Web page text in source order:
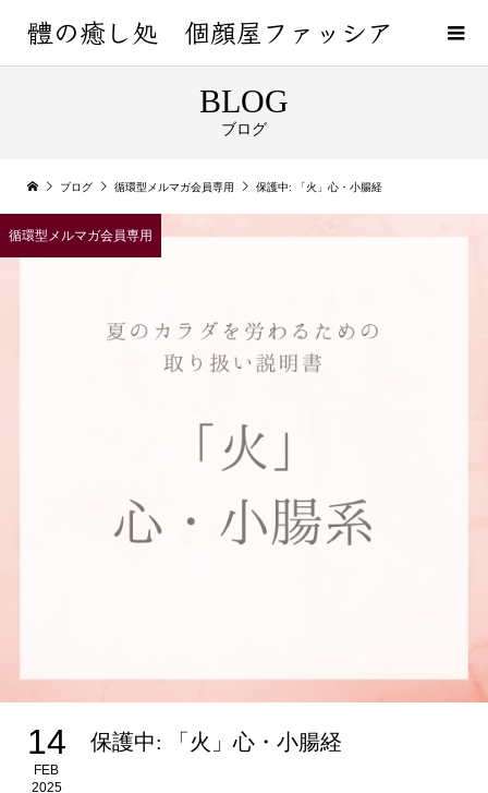
體の癒し処 個顔屋ファッシア
BLOG
ブログ
ブログ 循環型メルマガ会員専用 保護中: 「火」心・小腸経
循環型メルマガ会員専用
14
FEB
2025
保護中: 「火」心・小腸経